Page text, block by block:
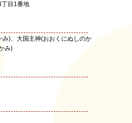
目1番地
)、大国主神(おおくにぬしのか
み)